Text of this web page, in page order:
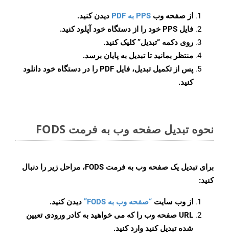
از صفحه وب PPS به PDF
دیدن کنید.
فایل PPS خود را از دستگاه خود آپلود کنید.
روی دکمه “تبدیل”کلیک کنید.
منتظر بمانید تا تبدیل به پایان برسد.
پس از تکمیل تبدیل، فایل PDF را در دستگاه خود دانلود
کنید.
نحوه تبدیل صفحه وب به فرمت FODS
برای تبدیل یک صفحه وب به فرمت FODS، مراحل زیر را دنبال
کنید:
از وب سایت “صفحه وب به FODS”
دیدن کنید.
URL صفحه وب را که می خواهید به کادر ورودی تعیین
شده تبدیل کنید وارد کنید.